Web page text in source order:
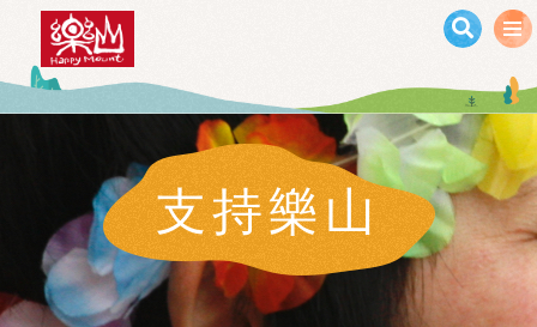
移至主內容
支持樂山